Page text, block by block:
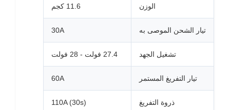
الوزن 11.6 كجم
تيار الشحن الموصى به 30A
تشغيل الجهد 27.4 فولت - 28 فولت
تيار التفريغ المستمر 60A
ذروة التفريغ 110A (30s)